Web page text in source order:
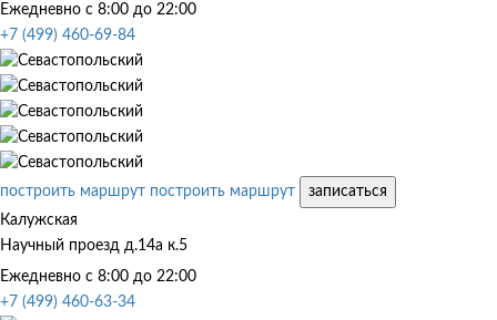
Ежедневно с 8:00 до 22:00
+7 (499) 460-69-84
построить маршрут построить маршрут
записаться
Калужская
Научный проезд д.14а к.5
Ежедневно с 8:00 до 22:00
+7 (499) 460-63-34